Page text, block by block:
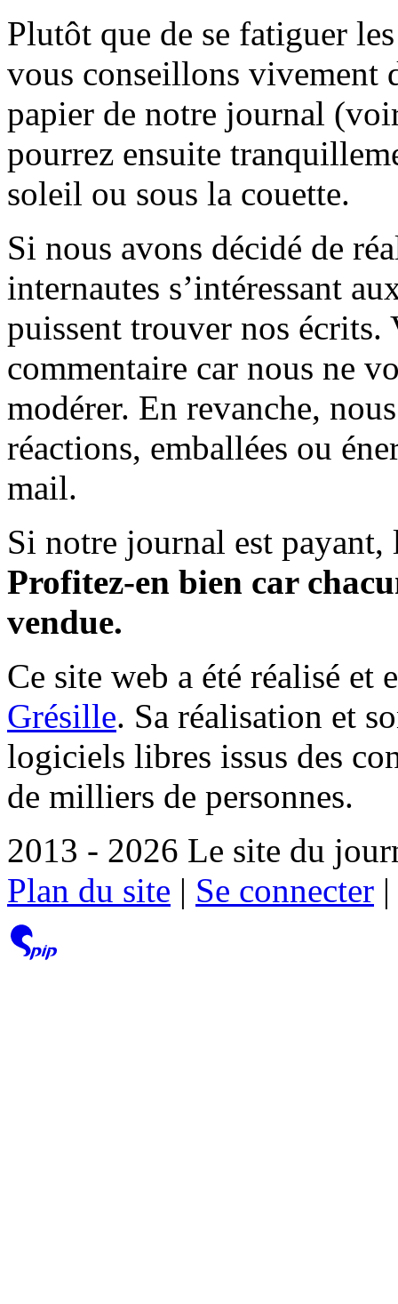
Plutôt que de se fatiguer
vous conseillons vivement
papier de notre journal
pourrez ensuite
soleil ou sous la couette.
Si nous avons décidé de
internautes s’intéressant
puissent trouver nos écrits.
commentaire car nous ne
modérer. En revanche,
réactions, emballées ou
mail.
Si notre journal est payant,
Profitez-en bien car
vendue.
Ce site web a été réalisé et
Grésille. Sa réalisation et
logiciels libres issus des
de milliers de personnes.
2013 - 2026 Le site du
Plan du site | Se connecter |